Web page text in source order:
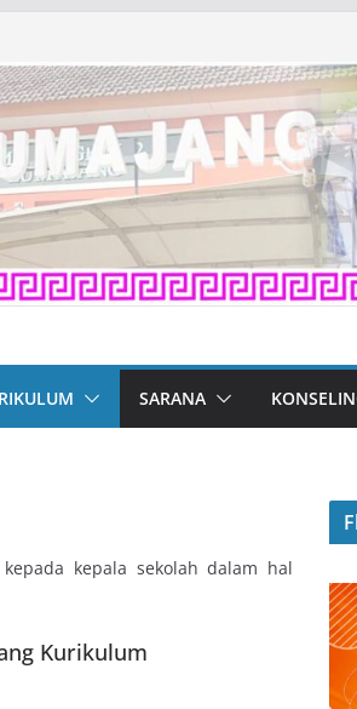
SARANA
kepala sekolah dalam hal
Kurikulum